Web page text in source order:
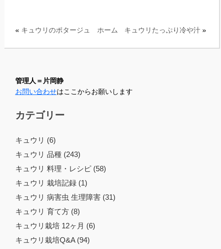
« キュウリのポタージュ ホーム キュウリたっぷり冷や汁 »
管理人＝片岡静
お問い合わせはここからお願いします
カテゴリー
キュウリ (6)
キュウリ 品種 (243)
キュウリ 料理・レシピ (58)
キュウリ 栽培記録 (1)
キュウリ 病害虫 生理障害 (31)
キュウリ 育て方 (8)
キュウリ栽培 12ヶ月 (6)
キュウリ栽培Q&A (94)